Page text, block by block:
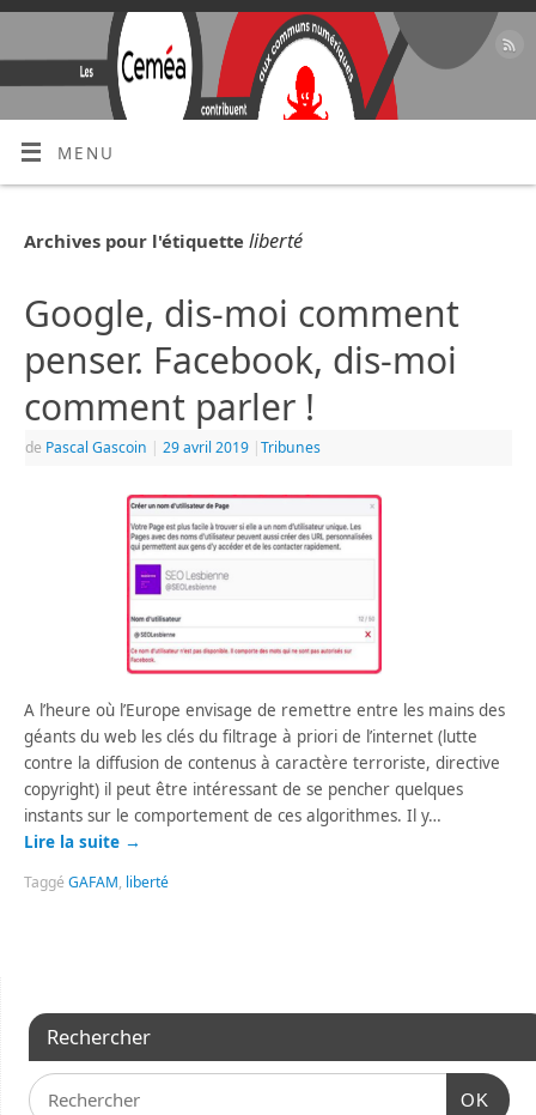
MENU
Archives pour l'étiquetteliberté
Google, dis-moi comment
penser. Facebook, dis-moi
comment parler !
de Pascal Gascoin | 29 avril 2019 |Tribunes
A l’heure où l’Europe envisage de remettre entre les mains des
géants du web les clés du filtrage à priori de l’internet (lutte
contre la diffusion de contenus à caractère terroriste, directive
copyright) il peut être intéressant de se pencher quelques
instants sur le comportement de ces algorithmes. Il y…
Lire la suite →
TaggéGAFAM, liberté
Rechercher
OK